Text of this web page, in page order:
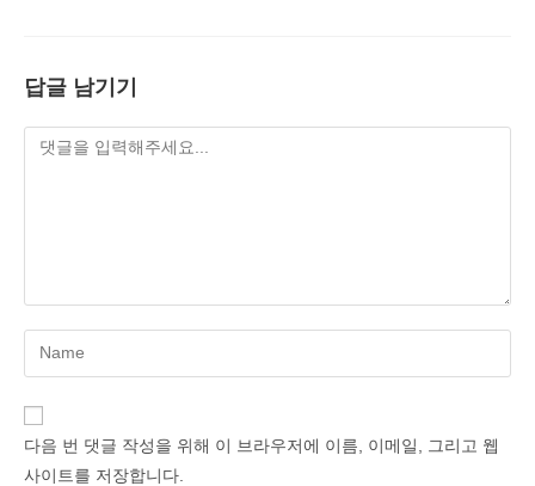
답글 남기기
Enter
your
name
다음 번 댓글 작성을 위해 이 브라우저에 이름, 이메일, 그리고 웹
사이트를 저장합니다.